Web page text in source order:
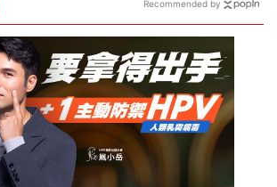
Recommended by